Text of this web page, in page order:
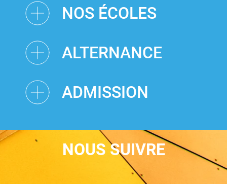
NOS ÉCOLES
ALTERNANCE
ADMISSION
NOUS SUIVRE